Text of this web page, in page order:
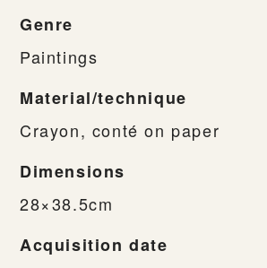
Genre
Paintings
Material/technique
Crayon, conté on paper
Dimensions
28×38.5cm
Acquisition date